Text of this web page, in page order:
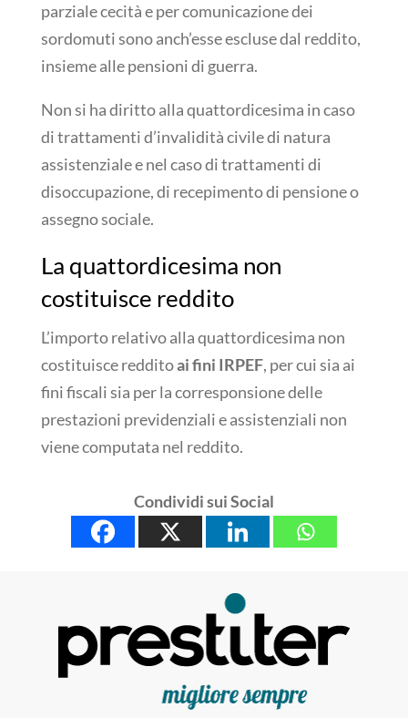
parziale cecità e per comunicazione dei
sordomuti sono anch’esse escluse dal reddito,
insieme alle pensioni di guerra.
Non si ha diritto alla quattordicesima in caso
di trattamenti d’invalidità civile di natura
assistenziale e nel caso di trattamenti di
disoccupazione, di recepimento di pensione o
assegno sociale.
La quattordicesima non
costituisce reddito
L’importo relativo alla quattordicesima non
costituisce redditoai fini IRPEF, per cui sia ai
fini fiscali sia per la corresponsione delle
prestazioni previdenziali e assistenziali non
viene computata nel reddito.
Condividi sui Social